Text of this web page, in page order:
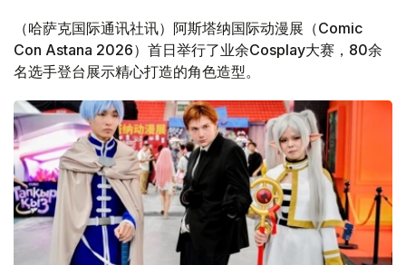
（哈萨克国际通讯社讯）阿斯塔纳国际动漫展（Comic
Con Astana 2026）首日举行了业余Cosplay大赛，80余
名选手登台展示精心打造的角色造型。